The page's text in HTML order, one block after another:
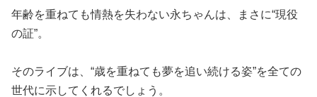
年齢を重ねても情熱を失わない永ちゃんは、まさに“現役
の証”。
そのライブは、“歳を重ねても夢を追い続ける姿”を全ての
世代に示してくれるでしょう。